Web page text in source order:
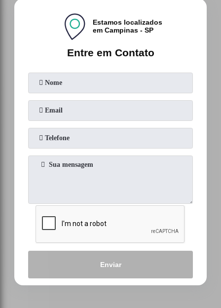
Entre em Contato
Estamos localizados
em Campinas - SP
Enviar